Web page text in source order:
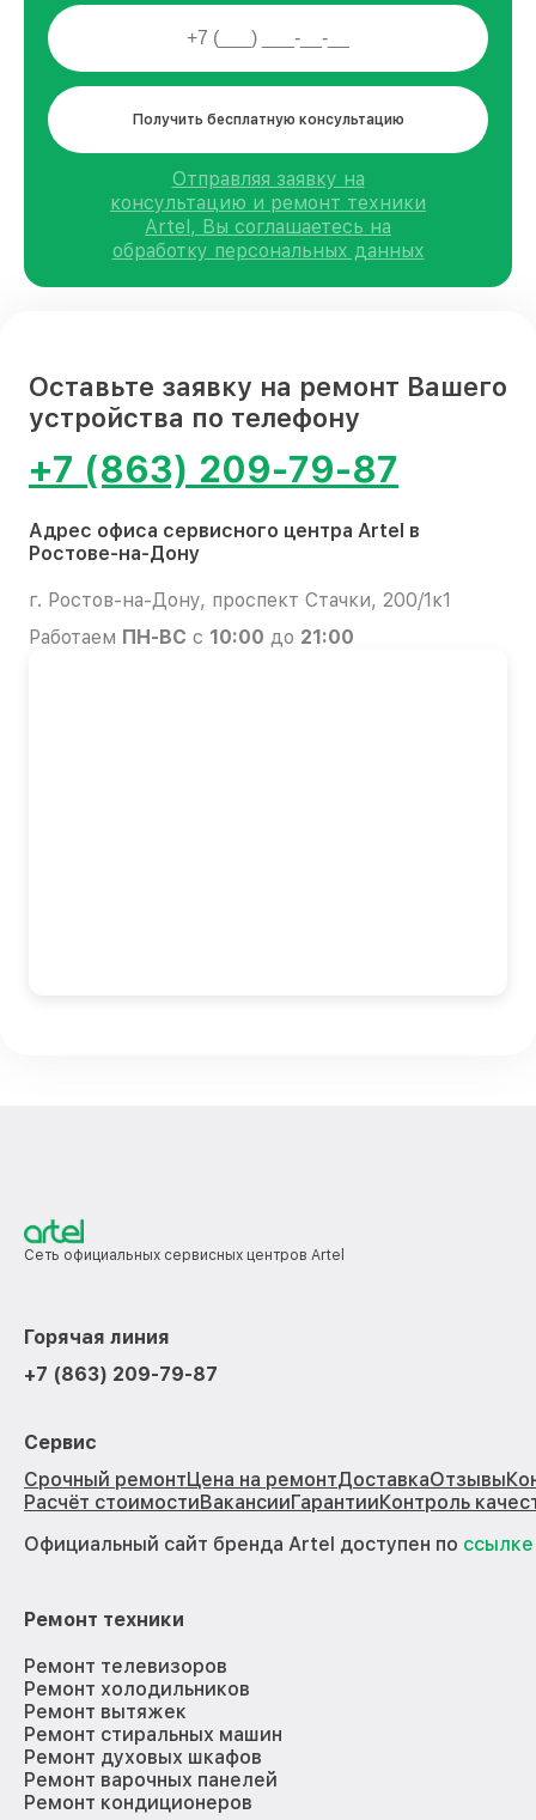
Получить бесплатную консультацию
Отправляя заявку на
консультацию и ремонт техники
Artel, Вы соглашаетесь на
обработку персональных данных
Оставьте заявку на ремонт Вашего
устройства по телефону
+7 (863) 209-79-87
Адрес офиса сервисного центра Artel в
Ростове-на-Дону
г. Ростов-на-Дону, проспект Стачки, 200/1к1
Работаем ПН-ВС с 10:00 до 21:00
Сеть официальных сервисных центров Artel
Горячая линия
+7 (863) 209-79-87
Сервис
Срочный ремонтЦена на ремонтДоставкаОтзывы
Расчёт стоимостиВакансииГарантииКонтроль
Официальный сайт бренда Artel доступен по ссылке
Ремонт техники
Ремонт телевизоров
Ремонт холодильников
Ремонт вытяжек
Ремонт стиральных машин
Ремонт духовых шкафов
Ремонт варочных панелей
Ремонт кондиционеров